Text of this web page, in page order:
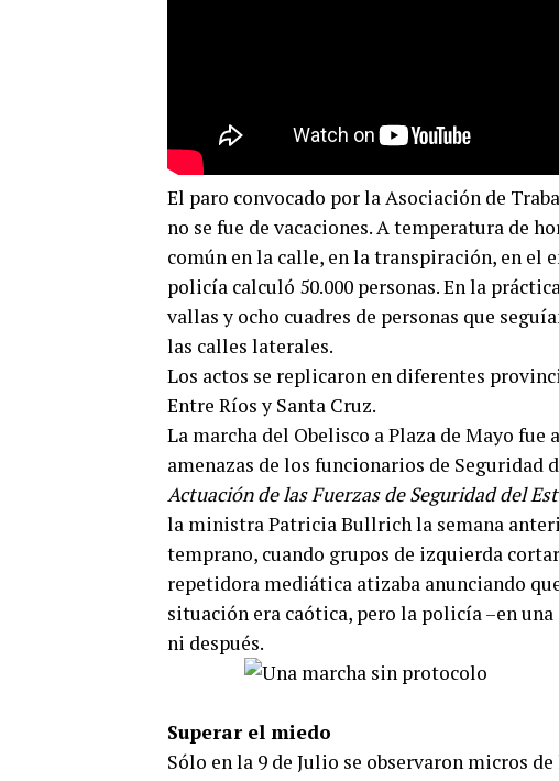
El paro convocado por la Asociación de
no se fue de vacaciones. A temperatura de
común en la calle, en la transpiración, en el
policía calculó 50.000 personas. En la
vallas y ocho cuadres de personas que
las calles laterales.
Los actos se replicaron en diferentes
Entre Ríos y Santa Cruz.
La marcha del Obelisco a Plaza de Mayo fue
amenazas de los funcionarios de Seguridad
Actuación de las Fuerzas de Seguridad del
la ministra Patricia Bullrich la semana
temprano, cuando grupos de izquierda
repetidora mediática atizaba anunciando
situación era caótica, pero la policía –en
ni después.
Superar el miedo
Sólo en la 9 de Julio se observaron micros